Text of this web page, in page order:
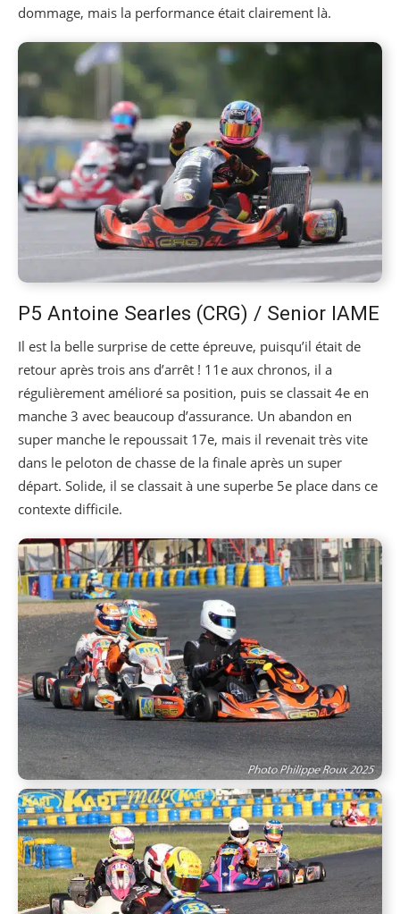
dommage, mais la performance était clairement là.
P5 Antoine Searles (CRG) / Senior IAME
Il est la belle surprise de cette épreuve, puisqu’il était de
retour après trois ans d’arrêt ! 11e aux chronos, il a
régulièrement amélioré sa position, puis se classait 4e en
manche 3 avec beaucoup d’assurance. Un abandon en
super manche le repoussait 17e, mais il revenait très vite
dans le peloton de chasse de la finale après un super
départ. Solide, il se classait à une superbe 5e place dans ce
contexte difficile.